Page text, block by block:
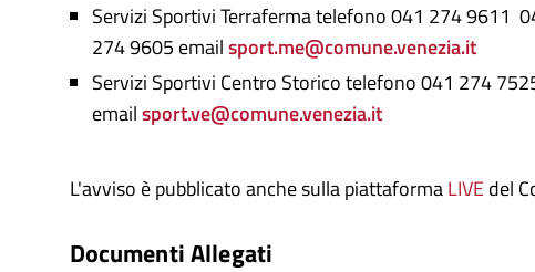
Servizi Sportivi Terraferma telefono 041 274 9611
274 9605 emailsport.me@comune.venezia.it
Servizi Sportivi Centro Storico telefono 041 274
emailsport.ve@comune.venezia.it
L'avviso è pubblicato anche sulla piattaformaLIVEdel
Documenti Allegati